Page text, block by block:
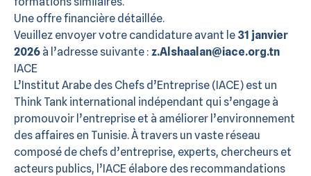
Une offre financière détaillée.
Veuillez envoyer votre candidature avant le 31 janvier
2026 à l’adresse suivante : z.Alshaalan@iace.org.tn
IACE
L’Institut Arabe des Chefs d’Entreprise (IACE) est un
Think Tank international indépendant qui s’engage à
promouvoir l’entreprise et à améliorer l’environnement
des affaires en Tunisie. À travers un vaste réseau
composé de chefs d’entreprise, experts, chercheurs et
acteurs publics, l’IACE élabore des recommandations